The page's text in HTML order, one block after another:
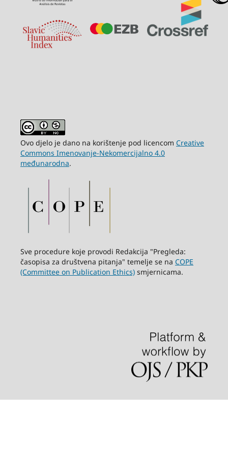
Ovo djelo je dano na korištenje pod licencom Creative
Commons Imenovanje-Nekomercijalno 4.0
međunarodna.
Sve procedure koje provodi Redakcija "Pregleda:
časopisa za društvena pitanja" temelje se na COPE
(Committee on Publication Ethics)smjernicama.